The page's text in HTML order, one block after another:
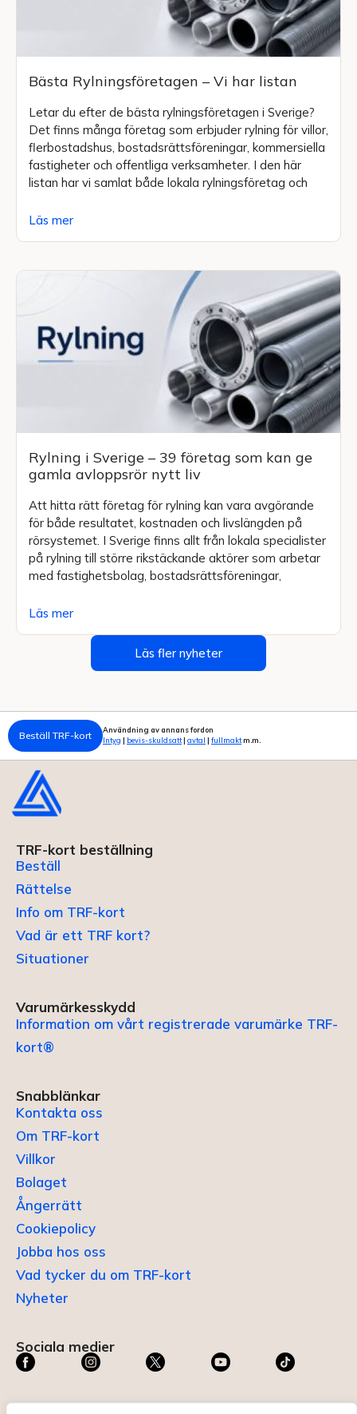
Bästa Rylningsföretagen – Vi har listan
Letar du efter de bästa rylningsföretagen i Sverige?
Det finns många företag som erbjuder rylning för villor,
flerbostadshus, bostadsrättsföreningar, kommersiella
fastigheter och offentliga verksamheter. I den här
listan har vi samlat både lokala rylningsföretag och
Läs mer
Rylning i Sverige – 39 företag som kan ge
gamla avloppsrör nytt liv
Att hitta rätt företag för rylning kan vara avgörande
för både resultatet, kostnaden och livslängden på
rörsystemet. I Sverige finns allt från lokala specialister
på rylning till större rikstäckande aktörer som arbetar
med fastighetsbolag, bostadsrättsföreningar,
Läs mer
Läs fler nyheter
Beställ TRF-kort
Användning av annans fordon
Intyg
bevis-skuldsatt avtal fullmaktm.m.
TRF-kort beställning
Beställ
Rättelse
Info om TRF-kort
Vad är ett TRF kort?
Situationer
Varumärkesskydd
Information om vårt registrerade varumärke TRF-
kort®
Snabblänkar
Kontakta oss
Om TRF-kort
Villkor
Bolaget
Ångerrätt
Cookiepolicy
Jobba hos oss
Vad tycker du om TRF-kort
Nyheter
Sociala medier